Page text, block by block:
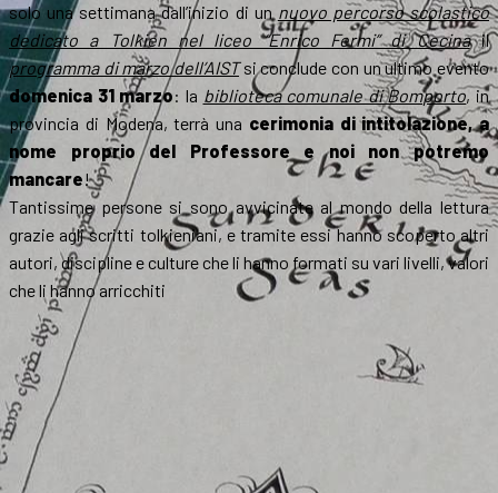
solo una settimana dall’inizio di un nuovo percorso scolastico
dedicato a Tolkien nel liceo “Enrico Fermi” di Cecinail
programma di marzo dell’AISTsi conclude con un ultimo evento
domenica 31 marzo: la biblioteca comunale di Bomporto, in
provincia di Modena, terrà una cerimonia di intitolazione, a
nome proprio del Professore e noi non potremo
mancare!
Tantissime persone si sono avvicinate al mondo della lettura
grazie agli scritti tolkieniani, e tramite essi hanno scoperto altri
autori, discipline e culture che li hanno formati su vari livelli, valori
che li hanno arricchiti